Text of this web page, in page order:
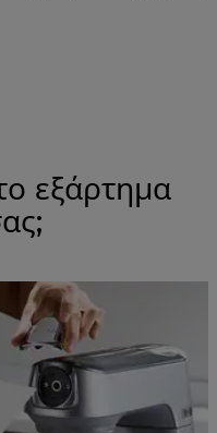
εξάρτημα